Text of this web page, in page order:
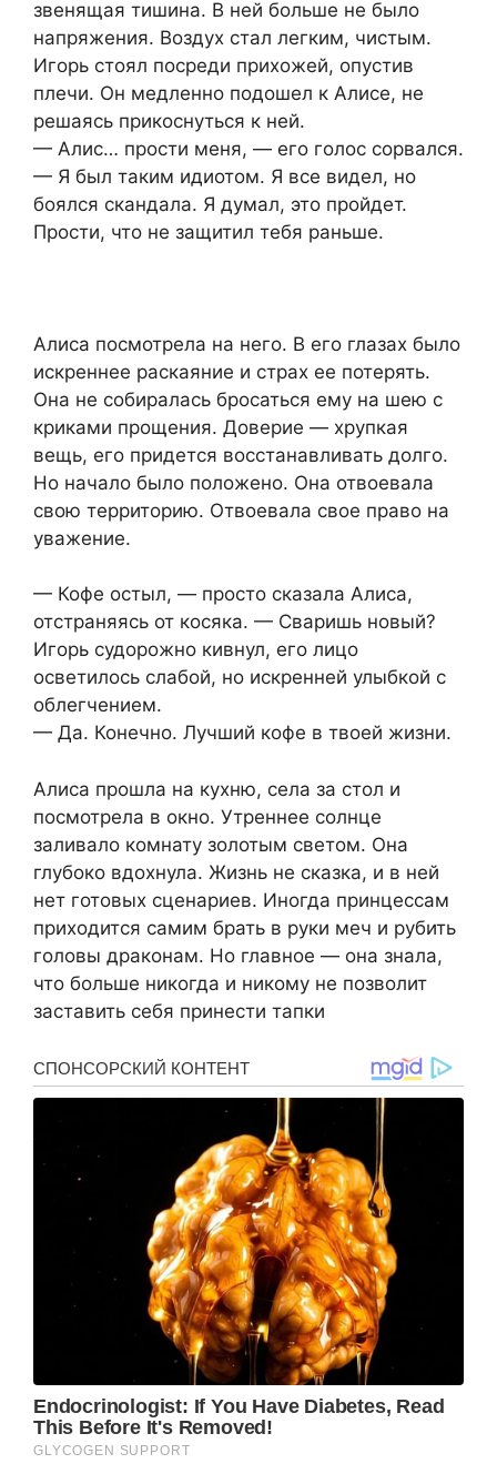
звенящая тишина. В ней больше не было
напряжения. Воздух стал легким, чистым.
Игорь стоял посреди прихожей, опустив
плечи. Он медленно подошел к Алисе, не
решаясь прикоснуться к ней.
— Алис… прости меня, — его голос сорвался.
— Я был таким идиотом. Я все видел, но
боялся скандала. Я думал, это пройдет.
Прости, что не защитил тебя раньше.
Алиса посмотрела на него. В его глазах было
искреннее раскаяние и страх ее потерять.
Она не собиралась бросаться ему на шею с
криками прощения. Доверие — хрупкая
вещь, его придется восстанавливать долго.
Но начало было положено. Она отвоевала
свою территорию. Отвоевала свое право на
уважение.
— Кофе остыл, — просто сказала Алиса,
отстраняясь от косяка. — Сваришь новый?
Игорь судорожно кивнул, его лицо
осветилось слабой, но искренней улыбкой с
облегчением.
— Да. Конечно. Лучший кофе в твоей жизни.
Алиса прошла на кухню, села за стол и
посмотрела в окно. Утреннее солнце
заливало комнату золотым светом. Она
глубоко вдохнула. Жизнь не сказка, и в ней
нет готовых сценариев. Иногда принцессам
приходится самим брать в руки меч и рубить
головы драконам. Но главное — она знала,
что больше никогда и никому не позволит
заставить себя принести тапки